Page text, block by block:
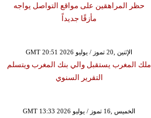
حظر المراهقين على مواقع التواصل يواجه
مأزقًا جديداً
GMT 20:51 2026 الإثنين ,20 تموز / يوليو
ملك المغرب يستقبل والي بنك المغرب ويتسلم
التقرير السنوي
GMT 13:33 2026 الخميس ,16 تموز / يوليو